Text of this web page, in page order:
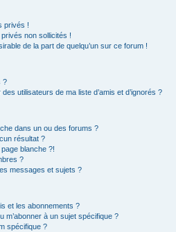
privés !
non sollicités !
de la part de quelqu’un sur ce forum !
?
utilisateurs de ma liste d’amis et d’ignorés ?
dans un ou des forums ?
résultat ?
blanche ?!
?
messages et sujets ?
et les abonnements ?
m’abonner à un sujet spécifique ?
spécifique ?